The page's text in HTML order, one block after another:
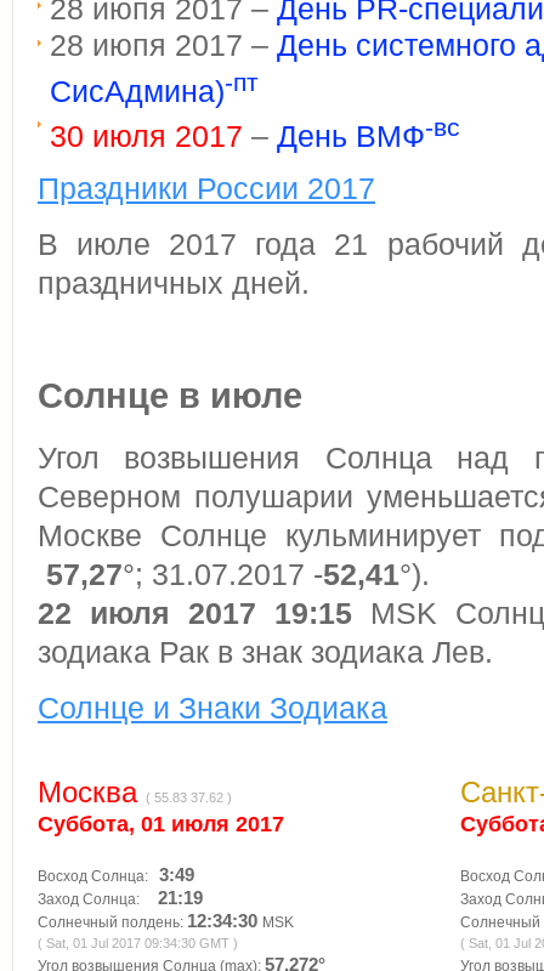
28 июпя 2017 – День PR-
28 июпя 2017 – День системного
СисАдмина)-пт
30 июля 2017 – День ВМФ-вс
Праздники России 2017
В июле 2017 года 21 рабочий
праздничных дней.
Солнце в июле
Угол возвышения Солнца над
Северном полушарии
Москве Солнце кульминирует
57,27°; 31.07.2017 -52,41°).
22 июля 2017 19:15
MSK
зодиака Рак в знак зодиака Лев.
Солнце и Знаки Зодиака
Москва ( 55.83 37.62 )
Суббота, 01 июля 2017
Восход Солнца: 3:49
Заход Солнца: 21:19
Солнечный полдень: 12:34:30 MSK
( Sat, 01 Jul 2017 09:34:30 GMT )
Угол возвышения Солнца (max): 57,272°
Восход
Заход
Солнечный
( Sat, 01 Jul
Угол